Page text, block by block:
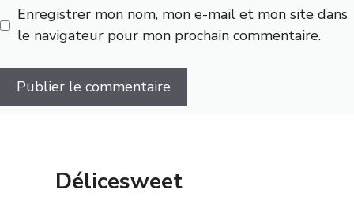
Enregistrer mon nom, mon e-mail et mon site dans
le navigateur pour mon prochain commentaire.
Délicesweet